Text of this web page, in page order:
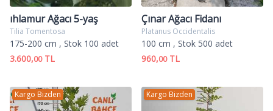
ıhlamur Ağacı 5-yaş
Tilia Tomentosa
175-200 cm , Stok 100 adet
3.600,00TL
Çınar Ağacı Fidanı
Platanus Occidentalis
100 cm , Stok 500 adet
960,00TL
Kargo Bizden Kargo Bizden